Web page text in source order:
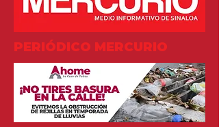
PERIÓDICO MERCURIO